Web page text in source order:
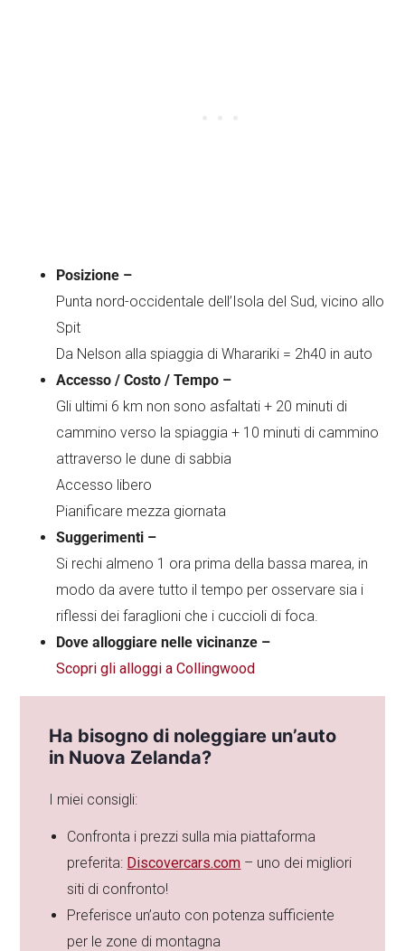
Posizione –
Punta nord-occidentale dell’Isola del Sud, vicino allo
Spit
Da Nelson alla spiaggia di Wharariki = 2h40 in auto
Accesso / Costo / Tempo –
Gli ultimi 6 km non sono asfaltati + 20 minuti di
cammino verso la spiaggia + 10 minuti di cammino
attraverso le dune di sabbia
Accesso libero
Pianificare mezza giornata
Suggerimenti –
Si rechi almeno 1 ora prima della bassa marea, in
modo da avere tutto il tempo per osservare sia i
riflessi dei faraglioni che i cuccioli di foca.
Dove alloggiare nelle vicinanze –
Scopri gli alloggi a Collingwood
Ha bisogno di noleggiare un’auto
in Nuova Zelanda?
I miei consigli:
Confronta i prezzi sulla mia piattaforma
preferita: Discovercars.com – uno dei migliori
siti di confronto!
Preferisce un’auto con potenza sufficiente
per le zone di montagna